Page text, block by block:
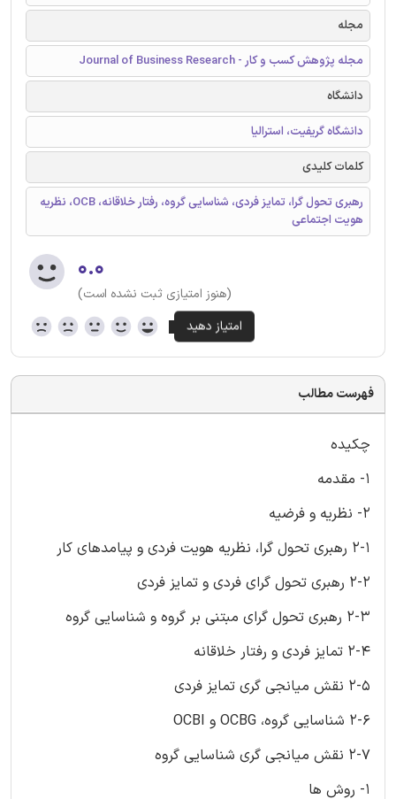
مجله
مجله پژوهش کسب و کار - Journal of Business Research
دانشگاه
دانشگاه گریفیت، استرالیا
کلمات کلیدی
رهبری تحول گرا، تمایز فردی، شناسایی گروه، رفتار خلاقانه، OCB، نظریه
هویت اجتماعی
۰.۰
(هنوز امتیازی ثبت نشده است)
فهرست مطالب
چکیده
1- مقدمه
2- نظریه و فرضیه
2-1 رهبری تحول گرا، نظریه هویت فردی و پیامدهای کار
2-2 رهبری تحول گرای فردی و تمایز فردی
2-3 رهبری تحول گرای مبتنی بر گروه و شناسایی گروه
2-4 تمایز فردی و رفتار خلاقانه
2-5 نقش میانجی گری تمایز فردی
2-6 شناسایی گروه، OCBG و OCBI
2-7 نقش میانجی گری شناسایی گروه
1- روش ها